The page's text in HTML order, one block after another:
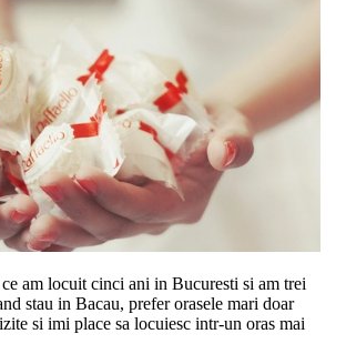
am locuit cinci ani in Bucuresti si am trei
stau in Bacau, prefer orasele mari doar
si imi place sa locuiesc intr-un oras mai